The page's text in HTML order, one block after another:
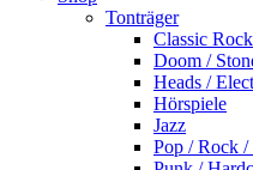
Tonträger
Classic Rock
Doom /
Heads /
Hörspiele
Jazz
Pop / Rock